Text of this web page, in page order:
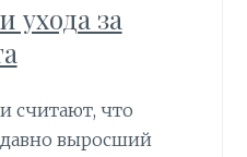
ухода за
считают, что
выросший